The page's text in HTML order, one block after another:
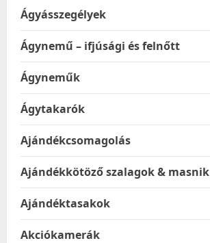
Ágyásszegélyek
Ágynemű – ifjúsági és felnőtt
Ágyneműk
Ágytakarók
Ajándékcsomagolás
Ajándékkötöző szalagok & masnik
Ajándéktasakok
Akciókamerák